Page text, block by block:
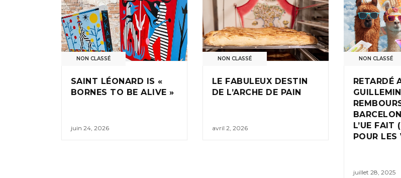
NON CLASSÉ
SAINT LÉONARD IS «
BORNES TO BE ALIVE »
juin 24, 2026
NON CLASSÉ
LE FABULEUX DESTIN
DE L’ARCHE DE PAIN
avril 2, 2026
NON CLASSÉ
RETARDÉ
L’UE FAIT
POUR LES
juillet 28, 2025